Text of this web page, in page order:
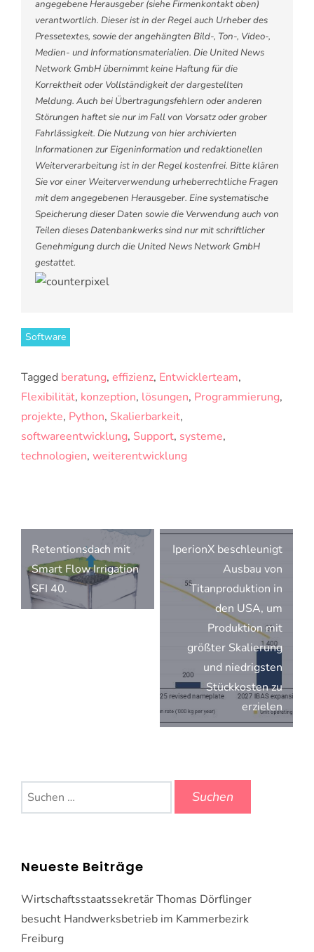
angegebene Herausgeber (siehe Firmenkontakt oben)
verantwortlich. Dieser ist in der Regel auch Urheber des
Pressetextes, sowie der angehängten Bild-, Ton-, Video-,
Medien- und Informationsmaterialien. Die United News
Network GmbH übernimmt keine Haftung für die
Korrektheit oder Vollständigkeit der dargestellten
Meldung. Auch bei Übertragungsfehlern oder anderen
Störungen haftet sie nur im Fall von Vorsatz oder grober
Fahrlässigkeit. Die Nutzung von hier archivierten
Informationen zur Eigeninformation und redaktionellen
Weiterverarbeitung ist in der Regel kostenfrei. Bitte klären
Sie vor einer Weiterverwendung urheberrechtliche Fragen
mit dem angegebenen Herausgeber. Eine systematische
Speicherung dieser Daten sowie die Verwendung auch von
Teilen dieses Datenbankwerks sind nur mit schriftlicher
Genehmigung durch die United News Network GmbH
gestattet.
Software
Tagged beratung, effizienz, Entwicklerteam,
Flexibilität, konzeption, lösungen, Programmierung,
projekte, Python, Skalierbarkeit,
softwareentwicklung, Support, systeme,
technologien, weiterentwicklung
Beitragsnavigation
Retentionsdach mit
Smart Flow Irrigation
SFI 40.
IperionX beschleunigt
Ausbau von
Titanproduktion in
den USA, um
Produktion mit
größter Skalierung
und niedrigsten
Stückkosten zu
erzielen
Suchen
nach:
Neueste Beiträge
Wirtschaftsstaatssekretär Thomas Dörflinger
besucht Handwerksbetrieb im Kammerbezirk
Freiburg